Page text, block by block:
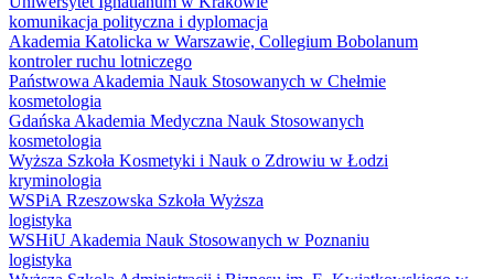
komunikacja polityczna i dyplomacja
Akademia Katolicka w Warszawie, Collegium Bobolanum
kontroler ruchu lotniczego
Państwowa Akademia Nauk Stosowanych w Chełmie
kosmetologia
Gdańska Akademia Medyczna Nauk Stosowanych
kosmetologia
Wyższa Szkoła Kosmetyki i Nauk o Zdrowiu w Łodzi
kryminologia
WSPiA Rzeszowska Szkoła Wyższa
logistyka
WSHiU Akademia Nauk Stosowanych w Poznaniu
logistyka